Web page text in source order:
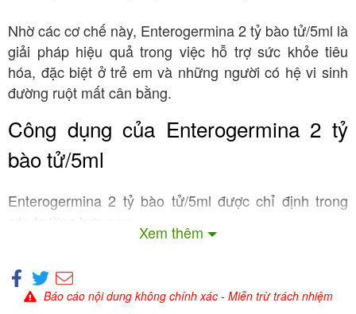
Nhờ các cơ chế này, Enterogermina 2 tỷ bào tử/5ml là
giải pháp hiệu quả trong việc hỗ trợ sức khỏe tiêu
hóa, đặc biệt ở trẻ em và những người có hệ vi sinh
đường ruột mất cân bằng.
Công dụng của Enterogermina 2 tỷ
bào tử/5ml
Xem thêm
Enterogermina 2 tỷ bào tử/5ml được chỉ định trong
các trường hợp sau:
đường ruột
tiêu chảy cấp/mạn tính, đầy hơi, khó tiêu do mất
Báo cáo nội dung không chính xác- Miễn trừ trách nhiệm